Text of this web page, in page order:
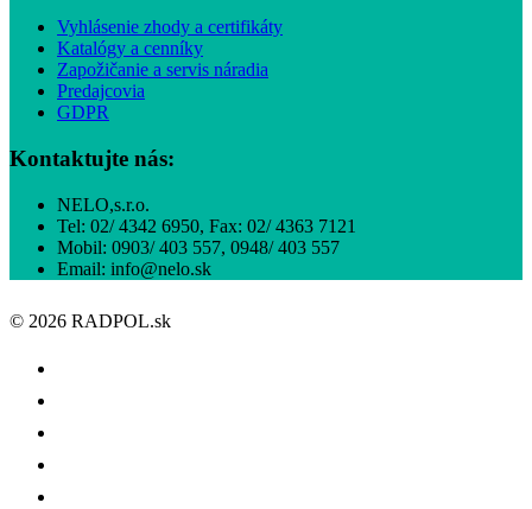
Vyhlásenie zhody a certifikáty
Katalógy a cenníky
Zapožičanie a servis náradia
Predajcovia
GDPR
Kontaktujte nás:
NELO,s.r.o.
Tel: 02/ 4342 6950, Fax: 02/ 4363 7121
Mobil: 0903/ 403 557, 0948/ 403 557
Email: info@nelo.sk
© 2026 RADPOL.sk